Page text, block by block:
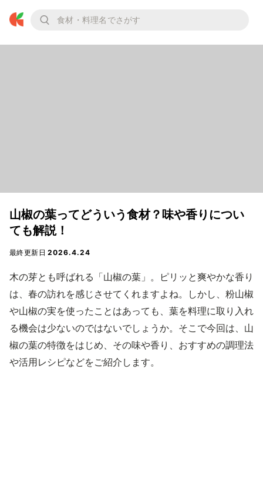
山椒の葉ってどういう食材？味や香りについ
ても解説！
最終更新日2026.4.24
木の芽とも呼ばれる「山椒の葉」。ピリッと爽やかな香り
は、春の訪れを感じさせてくれますよね。しかし、粉山椒
や山椒の実を使ったことはあっても、葉を料理に取り入れ
る機会は少ないのではないでしょうか。そこで今回は、山
椒の葉の特徴をはじめ、その味や香り、おすすめの調理法
や活用レシピなどをご紹介します。